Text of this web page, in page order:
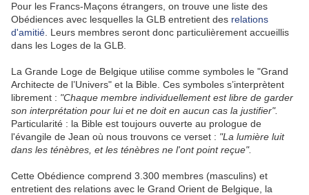
Pour les Francs-Maçons étrangers, on trouve une liste des
Obédiences avec lesquelles la GLB entretient des relations
d'amitié . Leurs membres seront donc particulièrement accueillis
dans les Loges de la GLB.
La Grande Loge de Belgique utilise comme symboles le "Grand
Architecte de l’Univers" et la Bible. Ces symboles s’interprètent
librement : "Chaque membre individuellement est libre de garder
son interprétation pour lui et ne doit en aucun cas la justifier".
Particularité : la Bible est toujours ouverte au prologue de
l'évangile de Jean où nous trouvons ce verset : "La lumière luit
dans les ténèbres, et les ténèbres ne l'ont point reçue".
Cette Obédience comprend 3.300 membres (masculins) et
entretient des relations avec le Grand Orient de Belgique, la